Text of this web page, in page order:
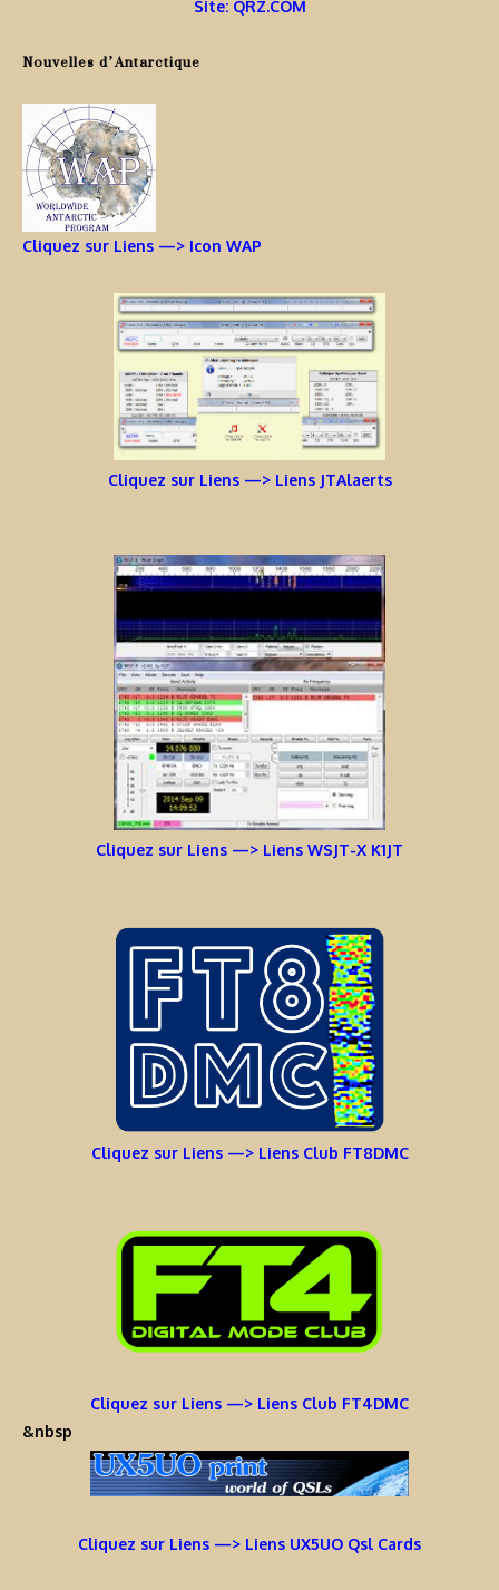
Site: QRZ.COM
Nouvelles d’Antarctique
Cliquez sur Liens —> Icon WAP
Cliquez sur Liens —> Liens JTAlaerts
Cliquez sur Liens —> Liens WSJT-X K1JT
Cliquez sur Liens —> Liens Club FT8DMC
Cliquez sur Liens —> Liens Club FT4DMC
&nbsp
Cliquez sur Liens —> Liens UX5UO Qsl Cards